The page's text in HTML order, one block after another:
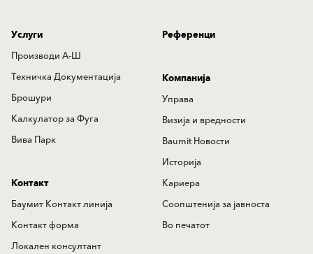
Услуги
Производи А-Ш
Техничка Документација
Брошури
Калкулатор за Фуга
Вива Парк
Референци
Компанија
Управа
Визија и вредности
Baumit Новости
Историја
Кариера
Соопштенија за јавноста
Во печатот
Контакт
Баумит Контакт линија
Контакт форма
Локален консултант